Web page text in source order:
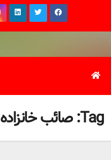
Tag: صائب خانزاده